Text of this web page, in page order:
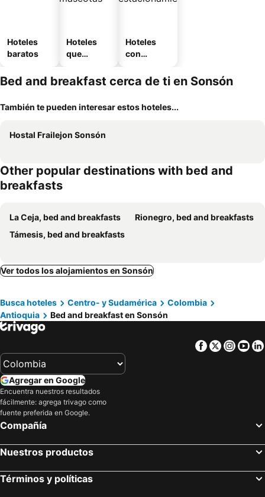
Hoteles
baratos
Hoteles
que
mascotas
Hoteles
con
miento
Bed and breakfast cerca de ti en Sonsón
También te pueden interesar estos hoteles...
Hostal Frailejon Sonsón
Other popular destinations with bed and
breakfasts
La Ceja, bed and breakfasts
Rionegro, bed and breakfasts
Támesis, bed and breakfasts
Ver todos los alojamientos en Sonsón
Busca hoteles Centro- y Sudamérica
Colombia
Antioquia
Bed and breakfast en Sonsón
Facebook
Twitter
Agregar en Google
Encuentra nuestros resultados
fácilmente: agrega trivago como
fuente preferida en Google.
Compañía
Nuestros productos
Términos y políticas